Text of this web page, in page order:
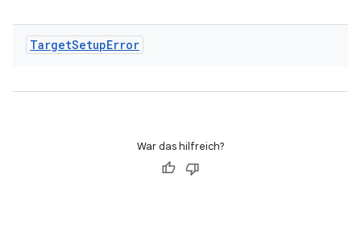
TargetSetupError
War das hilfreich?